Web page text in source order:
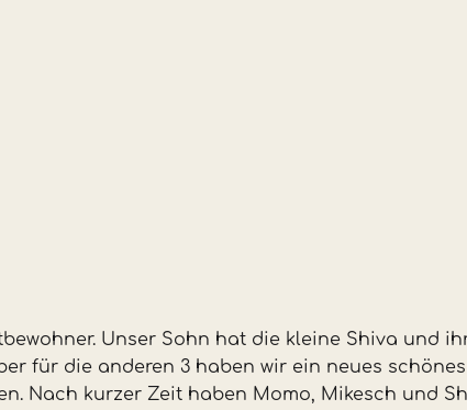
Unser Sohn hat die kleine Shiva und
für die anderen 3 haben wir ein neues
Nach kurzer Zeit haben Momo, Mikesch und